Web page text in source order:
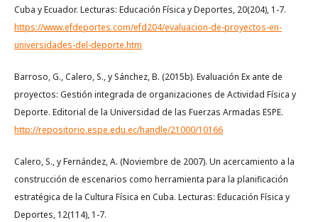
Cuba y Ecuador. Lecturas: Educación Física y Deportes, 20(204), 1-7.
https://www.efdeportes.com/efd204/evaluacion-de-proyectos-en-
universidades-del-deporte.htm
Barroso, G., Calero, S., y Sánchez, B. (2015b). Evaluación Ex ante de
proyectos: Gestión integrada de organizaciones de Actividad Física y
Deporte. Editorial de la Universidad de las Fuerzas Armadas ESPE.
http://repositorio.espe.edu.ec/handle/21000/10166
Calero, S., y Fernández, A. (Noviembre de 2007). Un acercamiento a la
construcción de escenarios como herramienta para la planificación
estratégica de la Cultura Física en Cuba. Lecturas: Educación Física y
Deportes, 12(114), 1-7.